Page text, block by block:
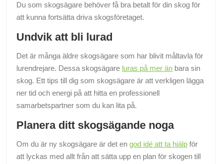
Du som skogsägare behöver få bra betalt för din skog för
att kunna fortsätta driva skogsföretaget.
Undvik att bli lurad
Det är många äldre skogsägare som har blivit måltavla för
lurendrejare. Dessa skogsägare luras på mer än bara sin
skog. Ett tips till dig som skogsägare är att verkligen lägga
ner tid och energi på att hitta en professionell
samarbetspartner som du kan lita på.
Planera ditt skogsägande noga
Om du är ny skogsägare är det engod idé att ta hjälp för
att lyckas med allt från att sätta upp en plan för skogen till